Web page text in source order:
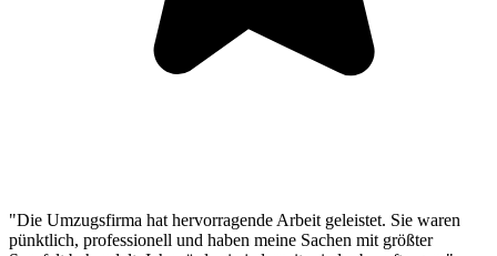
"Die Umzugsfirma hat hervorragende Arbeit geleistet. Sie waren
pünktlich, professionell und haben meine Sachen mit größter